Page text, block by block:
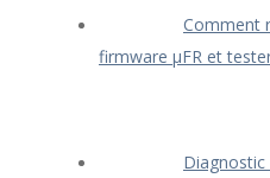
Comment
firmware μFR et